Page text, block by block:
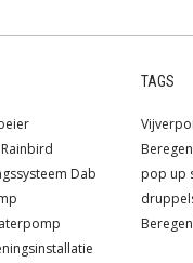
Rainbird
Dab
TAGS
pop up